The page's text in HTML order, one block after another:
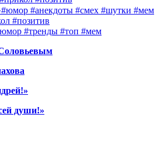
#анекдоты #смех #шутки #мем
#позитив
#тренды #топ #мем
души!»